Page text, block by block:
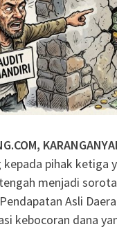
pihak ketiga
menjadi
Asli
kebocoran dana